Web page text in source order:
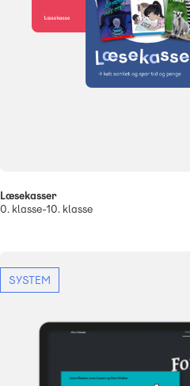
Læsekasser
0. klasse-10. klasse
SYSTEM